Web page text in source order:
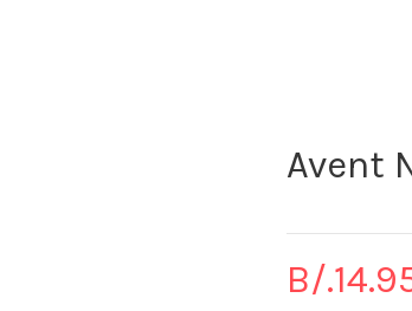
Avent
B/.